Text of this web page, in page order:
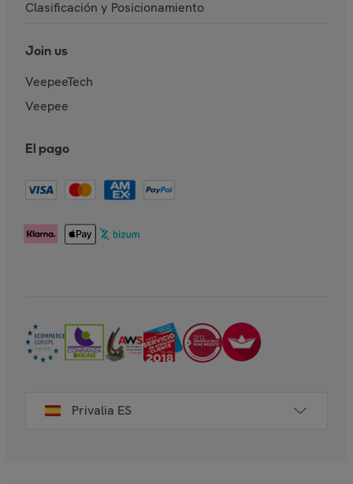
Clasificación y Posicionamiento
Join us
VeepeeTech
Veepee
El pago
Privalia ES